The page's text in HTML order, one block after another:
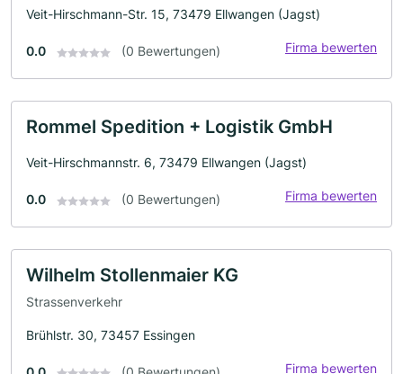
Veit-Hirschmann-Str. 15, 73479 Ellwangen (Jagst)
0.0 (0 Bewertungen) Firma bewerten
Rommel Spedition + Logistik GmbH
Veit-Hirschmannstr. 6, 73479 Ellwangen (Jagst)
0.0 (0 Bewertungen) Firma bewerten
Wilhelm Stollenmaier KG
Strassenverkehr
Brühlstr. 30, 73457 Essingen
Firma bewerten